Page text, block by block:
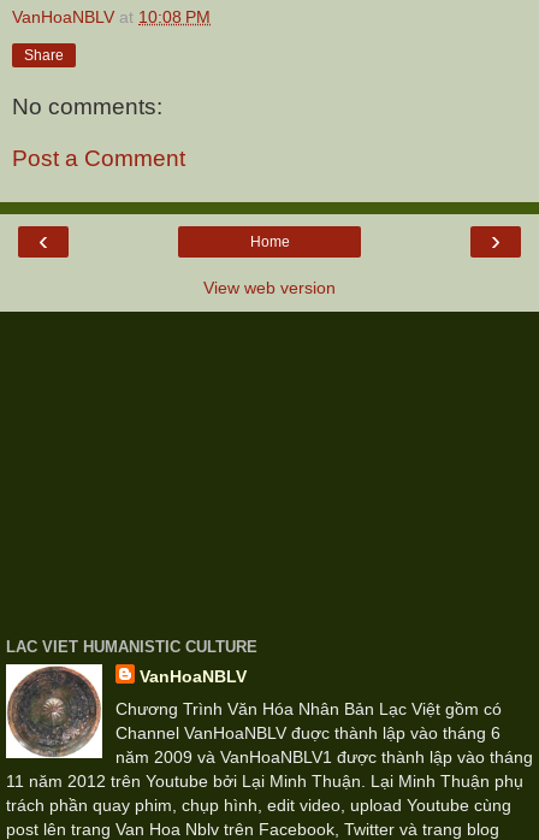
VanHoaNBLV at 10:08 PM
Share
No comments:
Post a Comment
‹ ›
Home
View web version
LAC VIET HUMANISTIC CULTURE
VanHoaNBLV
Chương Trình Văn Hóa Nhân Bản Lạc Việt gồm có
Channel VanHoaNBLV đuợc thành lập vào tháng 6
năm 2009 và VanHoaNBLV1 được thành lập vào tháng
11 năm 2012 trên Youtube bởi Lại Minh Thuận. Lại Minh Thuận phụ
trách phần quay phim, chụp hình, edit video, upload Youtube cùng
post lên trang Van Hoa Nblv trên Facebook, Twitter và trang blog